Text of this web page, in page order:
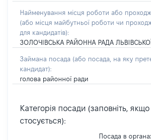
Найменування місця роботи або
(або місця майбутньої роботи чи
для кандидатів):
ЗОЛОЧІВСЬКА РАЙОННА РАДА
Займана посада (або посада, на яку
кандидат):
голова районної ради
Категорія посади (заповніть,
стосується):
Посада в